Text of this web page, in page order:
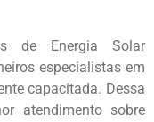
de Energia Solar
especialistas em
capacitada. Dessa
atendimento sobre